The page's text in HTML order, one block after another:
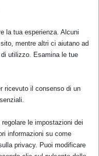
con resoconto
la tua esperienza. Alcuni
mentre altri ci aiutano ad
utilizzo. Esamina le tue
ricevuto il consenso di un
le impostazioni dei
informazioni su come
privacy. Puoi modificare